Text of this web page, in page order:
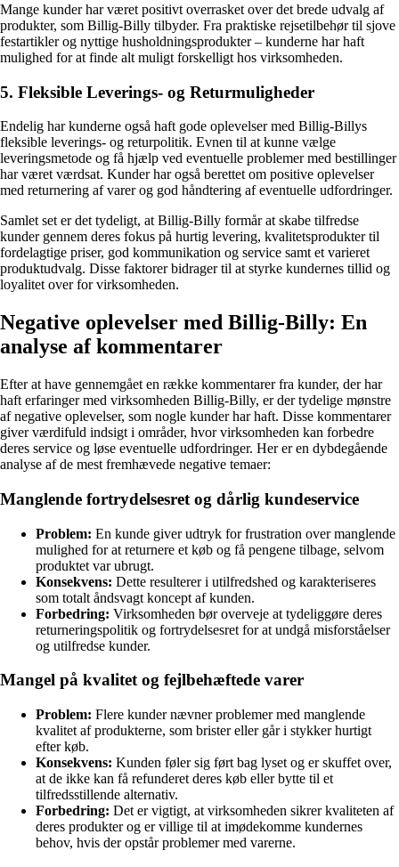
Mange kunder har været positivt overrasket over det brede udvalg af
produkter, som Billig-Billy tilbyder. Fra praktiske rejsetilbehør til sjove
festartikler og nyttige husholdningsprodukter – kunderne har haft
mulighed for at finde alt muligt forskelligt hos virksomheden.
5. Fleksible Leverings- og Returmuligheder
Endelig har kunderne også haft gode oplevelser med Billig-Billys
fleksible leverings- og returpolitik. Evnen til at kunne vælge
leveringsmetode og få hjælp ved eventuelle problemer med bestillinger
har været værdsat. Kunder har også berettet om positive oplevelser
med returnering af varer og god håndtering af eventuelle udfordringer.
Samlet set er det tydeligt, at Billig-Billy formår at skabe tilfredse
kunder gennem deres fokus på hurtig levering, kvalitetsprodukter til
fordelagtige priser, god kommunikation og service samt et varieret
produktudvalg. Disse faktorer bidrager til at styrke kundernes tillid og
loyalitet over for virksomheden.
Negative oplevelser med Billig-Billy: En
analyse af kommentarer
Efter at have gennemgået en række kommentarer fra kunder, der har
haft erfaringer med virksomheden Billig-Billy, er der tydelige mønstre
af negative oplevelser, som nogle kunder har haft. Disse kommentarer
giver værdifuld indsigt i områder, hvor virksomheden kan forbedre
deres service og løse eventuelle udfordringer. Her er en dybdegående
analyse af de mest fremhævede negative temaer:
Manglende fortrydelsesret og dårlig kundeservice
Problem: En kunde giver udtryk for frustration over manglende
mulighed for at returnere et køb og få pengene tilbage, selvom
produktet var ubrugt.
Konsekvens: Dette resulterer i utilfredshed og karakteriseres
som totalt åndsvagt koncept af kunden.
Forbedring: Virksomheden bør overveje at tydeliggøre deres
returneringspolitik og fortrydelsesret for at undgå misforståelser
og utilfredse kunder.
Mangel på kvalitet og fejlbehæftede varer
Problem: Flere kunder nævner problemer med manglende
kvalitet af produkterne, som brister eller går i stykker hurtigt
efter køb.
Konsekvens: Kunden føler sig ført bag lyset og er skuffet over,
at de ikke kan få refunderet deres køb eller bytte til et
tilfredsstillende alternativ.
Forbedring: Det er vigtigt, at virksomheden sikrer kvaliteten af
deres produkter og er villige til at imødekomme kundernes
behov, hvis der opstår problemer med varerne.